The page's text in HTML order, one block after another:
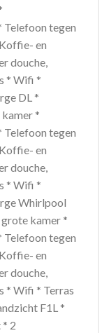
tegen
en
douche,
* Wifi *
DL *
*
tegen
en
douche,
* Wifi *
Whirlpool
grote kamer *
tegen
en
douche,
* Wifi * Terras
F1L *
* 2